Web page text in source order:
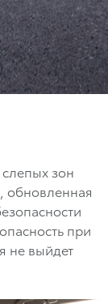
зон
обновленная
при
не выйдет